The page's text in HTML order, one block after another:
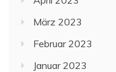
März 2023
Februar 2023
Januar 2023